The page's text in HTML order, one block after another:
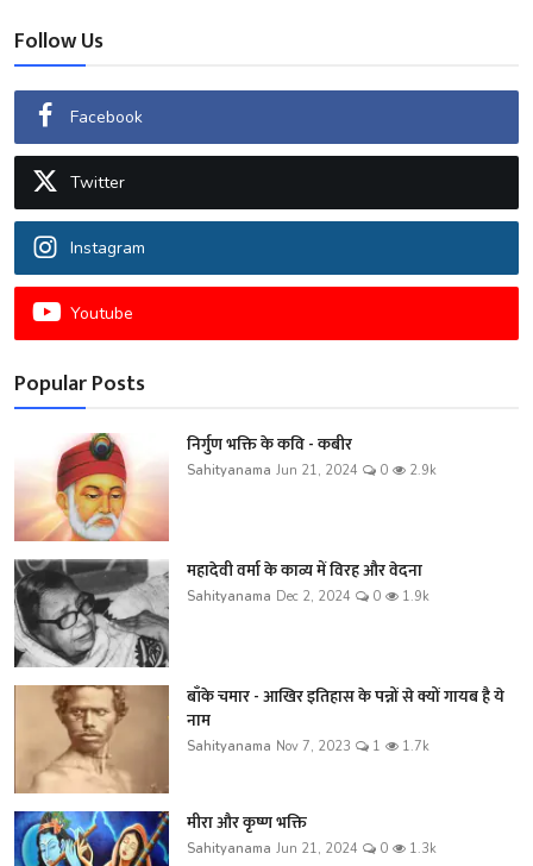
Follow Us
Facebook
Twitter
Instagram
Youtube
Popular Posts
निर्गुण भक्ति के कवि - कबीर
Sahityanama Jun 21, 2024 0 2.9k
महादेवी वर्मा के काव्य में विरह और वेदना
Sahityanama Dec 2, 2024 0 1.9k
बाँके चमार - आखिर इतिहास के पन्नों से क्यों गायब है ये
नाम
Sahityanama Nov 7, 2023 1 1.7k
मीरा और कृष्ण भक्ति
Sahityanama Jun 21, 2024 0 1.3k